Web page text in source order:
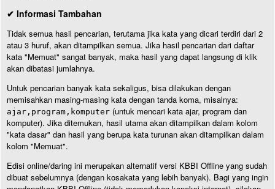
✔ Informasi Tambahan
Tidak semua hasil pencarian, terutama jika kata yang dicari terdiri dari 2
atau 3 huruf, akan ditampilkan semua. Jika hasil pencarian dari daftar
kata "Memuat" sangat banyak, maka hasil yang dapat langsung di klik
akan dibatasi jumlahnya.
Untuk pencarian banyak kata sekaligus, bisa dilakukan dengan
memisahkan masing-masing kata dengan tanda koma, misalnya:
ajar,program,komputer (untuk mencari kata ajar, program dan
komputer). Jika ditemukan, hasil utama akan ditampilkan dalam kolom
"kata dasar" dan hasil yang berupa kata turunan akan ditampilkan dalam
kolom "Memuat".
Edisi online/daring ini merupakan alternatif versi KBBI Offline yang sudah
dibuat sebelumnya (dengan kosakata yang lebih banyak). Bagi yang ingin